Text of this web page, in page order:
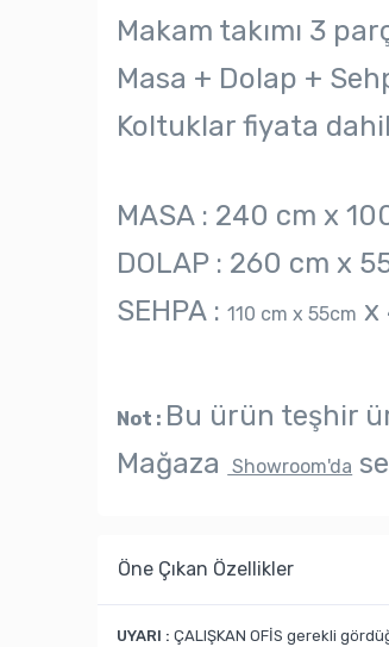
Makam takımı 3
Masa + Dolap +
Koltuklar fiyata dahil
MASA : 240 cm x
DOLAP : 260 cm x
SEHPA :110 cm x 55cm x
Not : Bu ürün teşhir
Mağaza
Showroom'da
Öne Çıkan Özellikler
UYARI : ÇALIŞKAN OFİS gerekli